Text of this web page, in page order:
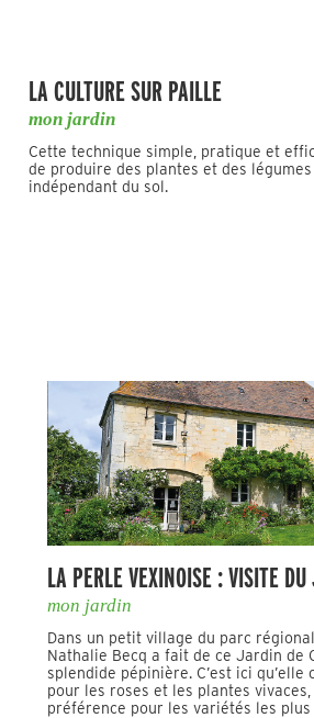
LA CULTURE SUR PAILLE
mon jardin
Cette technique simple, pratique et
de produire des plantes et des
indépendant du sol.
LA PERLE VEXINOISE : VISITE
mon jardin
Dans un petit village du parc régional
Nathalie Becq a fait de ce Jardin de
splendide pépinière. C’est ici qu’elle
pour les roses et les plantes vivaces,
préférence pour les variétés les plus